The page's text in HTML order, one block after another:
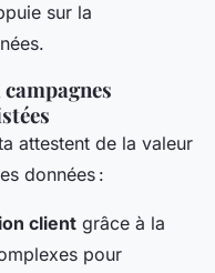
sur la
attestent de la valeur
données :
client grâce à la
pour